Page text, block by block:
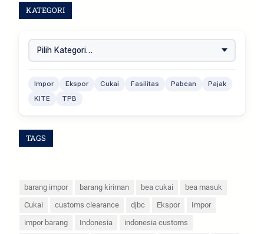
KATEGORI
Impor Ekspor Cukai Fasilitas Pabean
Pajak
KITE
TPB
TAGS
barang impor barang kiriman bea cukai
bea masuk
Cukai
customs clearance djbc Ekspor
Impor
impor barang
Indonesia
indonesia customs